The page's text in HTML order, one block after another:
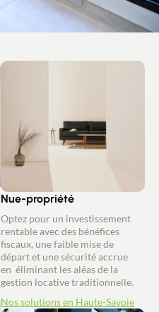
Nue-propriété
Optez pour un investissement
rentable avec des bénéfices
fiscaux, une faible mise de
départ et une sécurité accrue
en éliminant les aléas de la
gestion locative traditionnelle.
Nos solutions en Haute-Savoie